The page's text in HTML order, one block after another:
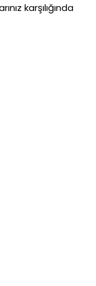
karşılığında